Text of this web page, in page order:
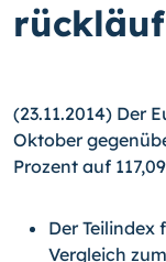
(23.11.2014) Der
Oktober
Prozent auf
Der
Vergleich